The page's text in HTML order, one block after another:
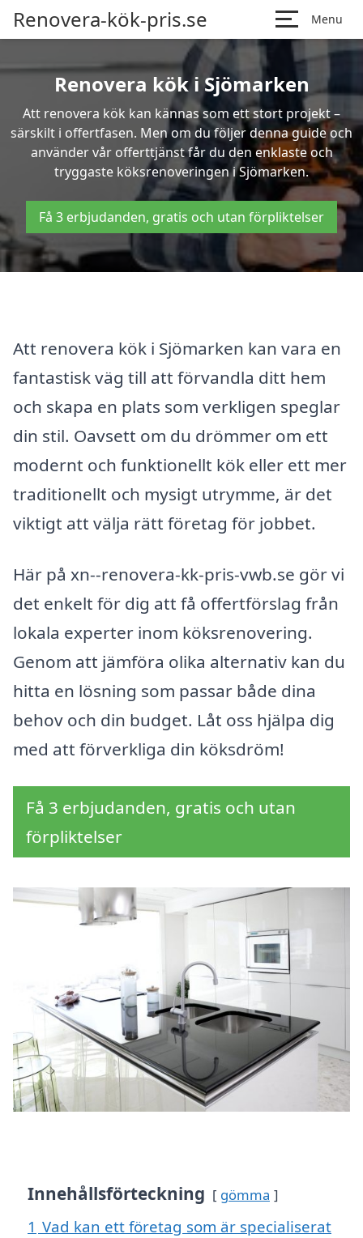
Renovera-kök-pris.se Menu
Renovera kök i Sjömarken
Att renovera kök kan kännas som ett stort projekt –
särskilt i offertfasen. Men om du följer denna guide och
använder vår offerttjänst får du den enklaste och
tryggaste köksrenoveringen i Sjömarken.
Få 3 erbjudanden, gratis och utan förpliktelser
Att renovera kök i Sjömarken kan vara en
fantastisk väg till att förvandla ditt hem
och skapa en plats som verkligen speglar
din stil. Oavsett om du drömmer om ett
modernt och funktionellt kök eller ett mer
traditionellt och mysigt utrymme, är det
viktigt att välja rätt företag för jobbet.
Här på xn--renovera-kk-pris-vwb.se gör vi
det enkelt för dig att få offertförslag från
lokala experter inom köksrenovering.
Genom att jämföra olika alternativ kan du
hitta en lösning som passar både dina
behov och din budget. Låt oss hjälpa dig
med att förverkliga din köksdröm!
Få 3 erbjudanden, gratis och utan
förpliktelser
Innehållsförteckning gömma
1 Vad kan ett företag som är specialiserat